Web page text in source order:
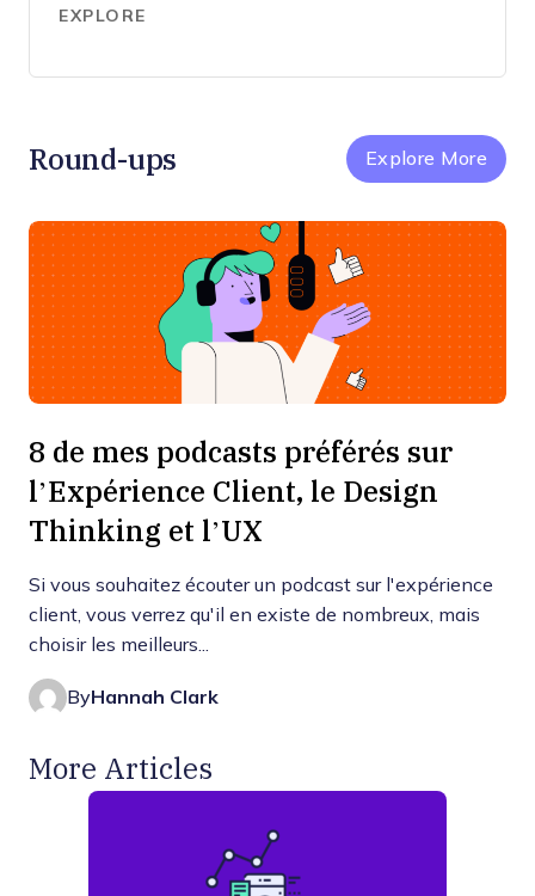
EXPLORE
Round-ups Explore More
8 de mes podcasts préférés sur
l’Expérience Client, le Design
Thinking et l’UX
Si vous souhaitez écouter un podcast sur l'expérience
client, vous verrez qu'il en existe de nombreux, mais
choisir les meilleurs...
ByHannah Clark
More Articles